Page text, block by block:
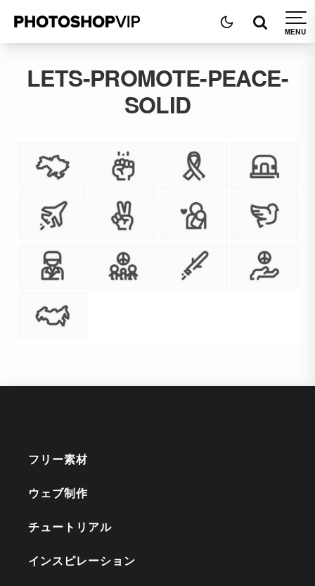
LETS-PROMOTE-PEACE-
SOLID
フリー素材
ウェブ制作
チュートリアル
インスピレーション